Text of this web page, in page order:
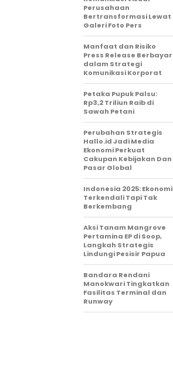
Perusahaan
Bertransformasi Lewat
Galeri Foto Pers
Manfaat dan Risiko
Press Release Berbayar
dalam Strategi
Komunikasi Korporat
Petaka Pupuk Palsu:
Rp3,2 Triliun Raib di
Sawah Petani
Perubahan Strategis
Hallo.id Jadi Media
Ekonomi Perkuat
Cakupan Kebijakan Dan
Pasar Global
Indonesia 2025: Ekonomi
Terkendali Tapi Tak
Berkembang
Aksi Tanam Mangrove
Pertamina EP di Soop,
Langkah Strategis
Lindungi Pesisir Papua
Bandara Rendani
Manokwari Tingkatkan
Fasilitas Terminal dan
Runway